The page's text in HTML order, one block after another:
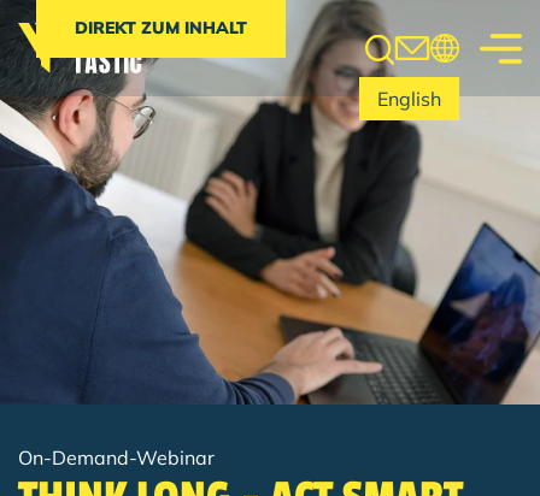
DIREKT ZUM INHALT
English
Search
On-Demand-Webinar